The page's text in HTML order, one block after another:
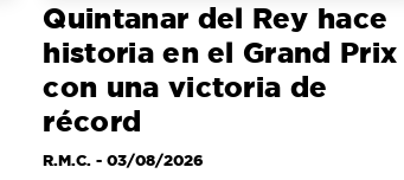
Quintanar del Rey hace
historia en el Grand Prix
con una victoria de
récord
R.M.C. - 03/08/2026